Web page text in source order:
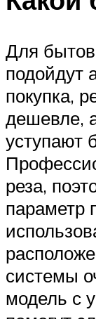
Для
подойдут
покупка,
дешевле,
уступают
реза,
параметр
системы
модель с